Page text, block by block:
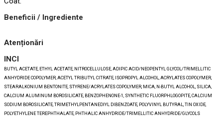
Beneficii / Ingrediente
Atenționări
INCI
BUTYL ACETATE, ETHYL ACETATE, NITROCELLULOSE, ADIPIC ACID/NEOPENTYL GLYCOL/TRIMELLITIC
ANHYDRIDE COPOLYMER, ACETYL TRIBUTYL CITRATE, ISOPROPYL ALCOHOL, ACRYLATES COPOLYMER,
STEARALKONIUM BENTONITE, STYRENE/ACRYLATES COPOLYMER, MICA, N-BUTYL ALCOHOL, SILICA,
CALCIUM ALUMINUM BOROSILICATE, BENZOPHENONE-1, SYNTHETIC FLUORPHLOGOPITE, CALCIUM
SODIUM BOROSILICATE, TRIMETHYLPENTANEDIYL DIBENZOATE, POLYVINYL BUTYRAL, TIN OXIDE,
POLYETHYLENE TEREPHTHALATE, PHTHALIC ANHYDRIDE/TRIMELLITIC ANHYDRIDE/GLYCOLS